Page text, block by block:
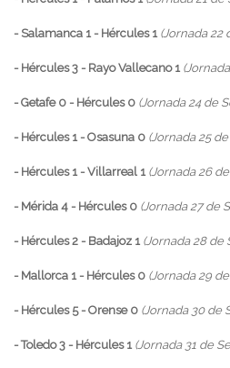
- Salamanca 1 - Hércules 1 (Jornada 22
- Hércules 3 - Rayo Vallecano 1
- Getafe 0 - Hércules 0 (Jornada 24 de
- Hércules 1 - Osasuna 0 (Jornada 25
- Hércules 1 - Villarreal 1 (Jornada 26
- Mérida 4 - Hércules 0 (Jornada 27 de
- Hércules 2 - Badajoz 1 (Jornada 28 de
- Mallorca 1 - Hércules 0 (Jornada 29
- Hércules 5 - Orense 0 (Jornada 30 de
- Toledo 3 - Hércules 1 (Jornada 31 de